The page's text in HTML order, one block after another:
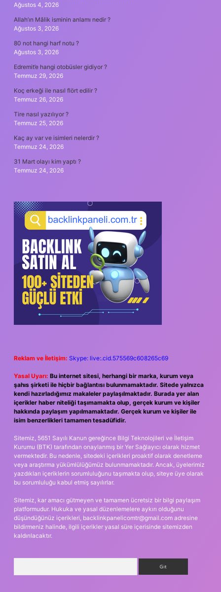
Ağustos 4, 2026
Allah’ın Mâlik isminin anlamı nedir ?
Ağustos 3, 2026
80 not hangi harf notu ?
Ağustos 3, 2026
Edremit’e hangi otobüsler gidiyor ?
Temmuz 29, 2026
Koç erkeği ile nasıl flört edilir ?
Temmuz 26, 2026
Tire nasıl yazılıyor ?
Temmuz 25, 2026
Kaç ay var ve isimleri nelerdir ?
Temmuz 24, 2026
31 Mart olayı kim yaptı ?
Temmuz 24, 2026
Reklam ve İletişim: Skype: live:.cid.575569c608265c69
Yasal Uyarı: Bu internet sitesi, herhangi bir marka, kurum veya
şahıs şirketi ile hiçbir bağlantısı bulunmamaktadır. Sitede yalnızca
kendi hazırladığımız makaleler paylaşılmaktadır. Burada yer alan
içerikler haber niteliği taşımamakta olup, gerçek kurum ve kişiler
hakkında paylaşım yapılmamaktadır. Gerçek kurum ve kişiler ile
isim benzerlikleri tamamen tesadüfidir.
Sitemiz, 5651 Sayılı Kanun gereğince Bilgi Teknolojileri ve İletişim
Kurumu (BTK) tarafından onaylanmış bir Yer Sağlayıcı olarak hizmet
vermektedir. Bu nedenle, sitedeki içerikleri proaktif olarak denetleme
veya araştırma yükümlülüğümüz bulunmamaktadır. Ancak, üyelerimiz
yazdıkları içeriklerin sorumluluğunu taşımakta olup, siteye üye olarak
bu sorumluluğu kabul etmiş sayılırlar.
Sitemiz, kar amacı gütmeyen ve tamamen ücretsiz bir bilgi paylaşım
platformudur. Hukuka ve yasal düzenlemelere aykırı olduğunu
düşündüğünüz içerikleri, backlinkpanelicomtr@gmail.com adresine
bildirmeniz halinde, ilgili içerikler yasal süre içerisinde sitemizden
kaldırılacaktır.